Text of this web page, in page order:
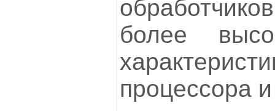
более
процессора